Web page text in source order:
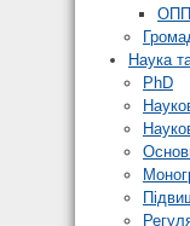
ОПП
Наука
PhD